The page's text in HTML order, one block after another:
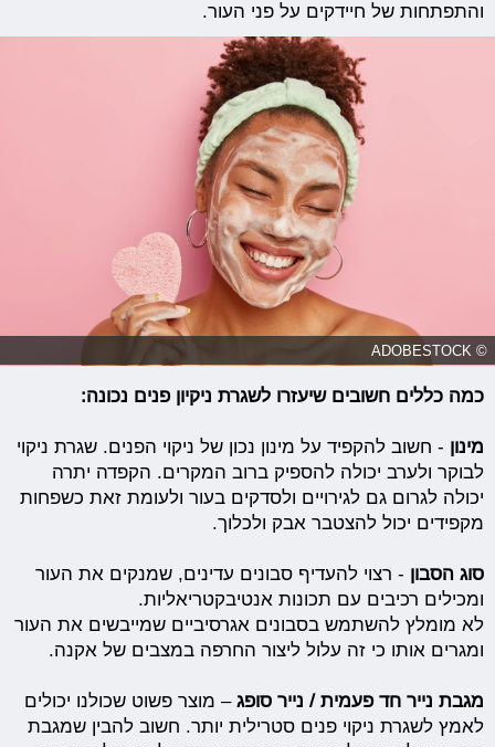
והתפתחות של חיידקים על פני העור.
© ADOBESTOCK
כמה כללים חשובים שיעזרו לשגרת ניקיון פנים נכונה:
מינון - חשוב להקפיד על מינון נכון של ניקוי הפנים. שגרת ניקוי
לבוקר ולערב יכולה להספיק ברוב המקרים. הקפדה יתרה
יכולה לגרום גם לגירויים ולסדקים בעור ולעומת זאת כשפחות
מקפידים יכול להצטבר אבק ולכלוך.
סוג הסבון - רצוי להעדיף סבונים עדינים, שמנקים את העור
ומכילים רכיבים עם תכונות אנטיבקטריאליות.
לא מומלץ להשתמש בסבונים אגרסיביים שמייבשים את העור
ומגרים אותו כי זה עלול ליצור החרפה במצבים של אקנה.
מגבת נייר חד פעמית / נייר סופג – מוצר פשוט שכולנו יכולים
לאמץ לשגרת ניקוי פנים סטרילית יותר. חשוב להבין שמגבת